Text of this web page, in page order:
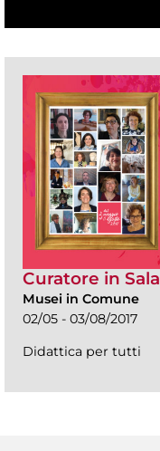
Curatore in Sala
Musei in Comune
02/05 - 03/08/2017
Didattica per tutti